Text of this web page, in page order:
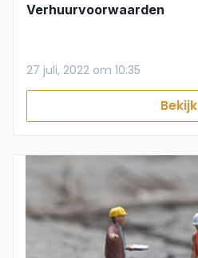
Verhuurvoorwaarden
27 juli, 2022 om 10:35
Bekijk